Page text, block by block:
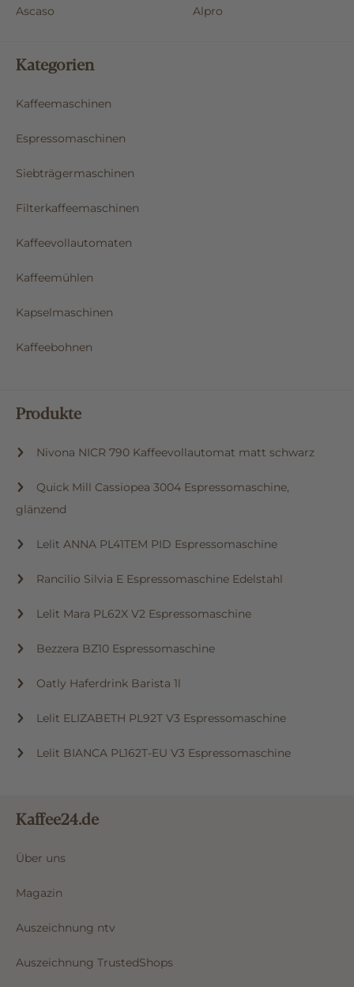
Ascaso Alpro
Kategorien
Kaffeemaschinen
Espressomaschinen
Siebträgermaschinen
Filterkaffeemaschinen
Kaffeevollautomaten
Kaffeemühlen
Kapselmaschinen
Kaffeebohnen
Produkte
Nivona NICR 790 Kaffeevollautomat matt schwarz
Quick Mill Cassiopea 3004 Espressomaschine,
glänzend
Lelit ANNA PL41TEM PID Espressomaschine
Rancilio Silvia E Espressomaschine Edelstahl
Lelit Mara PL62X V2 Espressomaschine
Bezzera BZ10 Espressomaschine
Oatly Haferdrink Barista 1l
Lelit ELIZABETH PL92T V3 Espressomaschine
Lelit BIANCA PL162T-EU V3 Espressomaschine
Kaffee24.de
Über uns
Magazin
Auszeichnung ntv
Auszeichnung TrustedShops